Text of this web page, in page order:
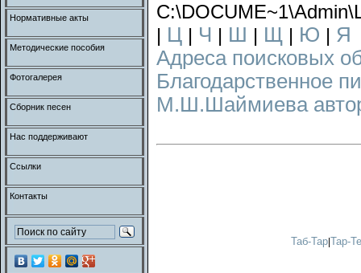
| Ц | Ч | Ш | Щ | Ю | Я
Адреса поисковых
Благодарственное
М.Ш.Шаймиева
Таб-Тар Тар-
Нормативные акты
Методические пособия
Фотогалерея
Сборник песен
Нас поддерживают
Ссылки
Контакты